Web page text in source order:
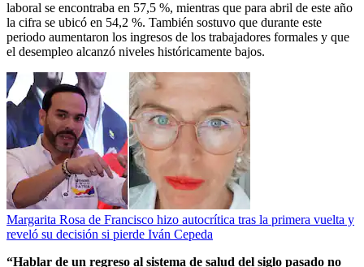
laboral se encontraba en 57,5 %, mientras que para abril de este año
la cifra se ubicó en 54,2 %. También sostuvo que durante este
periodo aumentaron los ingresos de los trabajadores formales y que
el desempleo alcanzó niveles históricamente bajos.
Margarita Rosa de Francisco hizo autocrítica tras la primera vuelta y
reveló su decisión si pierde Iván Cepeda
“Hablar de un regreso al sistema de salud del siglo pasado no